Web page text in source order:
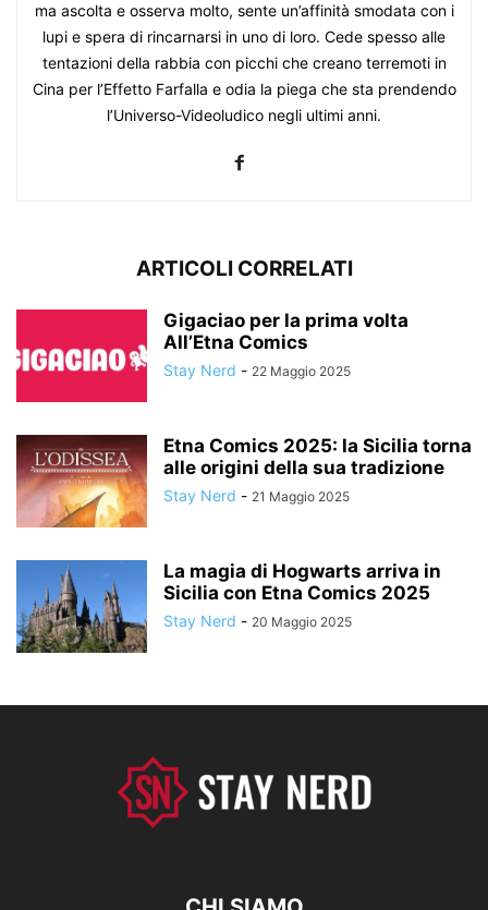
ma ascolta e osserva molto, sente un’affinità smodata con i
lupi e spera di rincarnarsi in uno di loro. Cede spesso alle
tentazioni della rabbia con picchi che creano terremoti in
Cina per l’Effetto Farfalla e odia la piega che sta prendendo
l’Universo-Videoludico negli ultimi anni.
ARTICOLI CORRELATI
Gigaciao per la prima volta
All’Etna Comics
Stay Nerd - 22 Maggio 2025
Etna Comics 2025: la Sicilia torna
alle origini della sua tradizione
Stay Nerd - 21 Maggio 2025
La magia di Hogwarts arriva in
Sicilia con Etna Comics 2025
Stay Nerd - 20 Maggio 2025